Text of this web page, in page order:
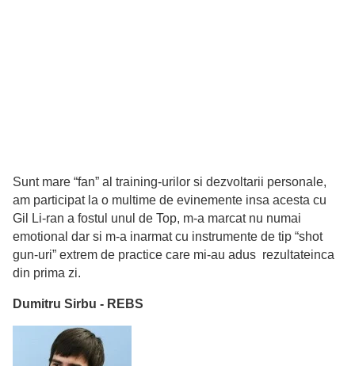
Sunt mare “fan” al training-urilor si dezvoltarii personale,
am participat la o multime de evinemente insa acesta cu
Gil Li-ran a fostul unul de Top, m-a marcat nu numai
emotional dar si m-a inarmat cu instrumente de tip “shot
gun-uri” extrem de practice care mi-au adus rezultateinca
din prima zi.
Dumitru Sirbu - REBS